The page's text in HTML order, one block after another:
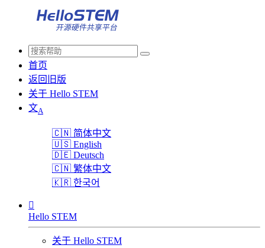
首页
返回旧版
关于 Hello STEM
文A
🇨🇳 简体中文
🇺🇸 English
🇩🇪 Deutsch
🇨🇳 繁体中文
🇰🇷 한국어

Hello STEM
关于 Hello STEM